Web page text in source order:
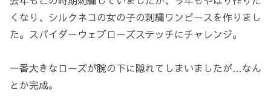
くなり、シルクネコの女の子の刺繍ワンピースを作りまし
た。スパイダーウェブローズステッチにチャレンジ。
一番大きなローズが腕の下に隠れてしまいましたが…なん
とか完成。